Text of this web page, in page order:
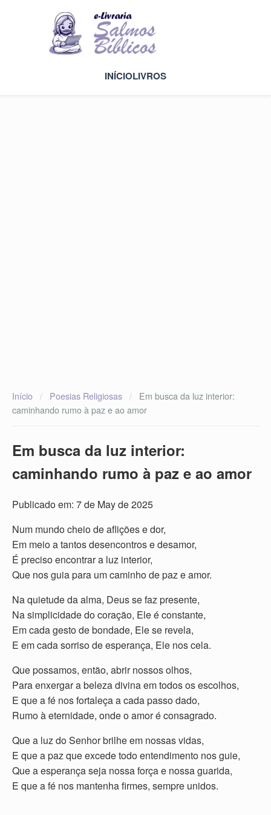
INÍCIOLIVROS
Início / Poesias Religiosas /
Em busca da luz interior:
caminhando rumo à paz e ao amor
Em busca da luz interior:
caminhando rumo à paz e ao amor
Publicado em: 7 de May de 2025
Num mundo cheio de aflições e dor,
Em meio a tantos desencontros e desamor,
É preciso encontrar a luz interior,
Que nos guia para um caminho de paz e amor.
Na quietude da alma, Deus se faz presente,
Na simplicidade do coração, Ele é constante,
Em cada gesto de bondade, Ele se revela,
E em cada sorriso de esperança, Ele nos cela.
Que possamos, então, abrir nossos olhos,
Para enxergar a beleza divina em todos os escolhos,
E que a fé nos fortaleça a cada passo dado,
Rumo à eternidade, onde o amor é consagrado.
Que a luz do Senhor brilhe em nossas vidas,
E que a paz que excede todo entendimento nos guie,
Que a esperança seja nossa força e nossa guarida,
E que a fé nos mantenha firmes, sempre unidos.